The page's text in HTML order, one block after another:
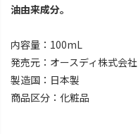
油由来成分。
内容量：100mL
発売元：オースディ株式会社
製造国：日本製
商品区分：化粧品